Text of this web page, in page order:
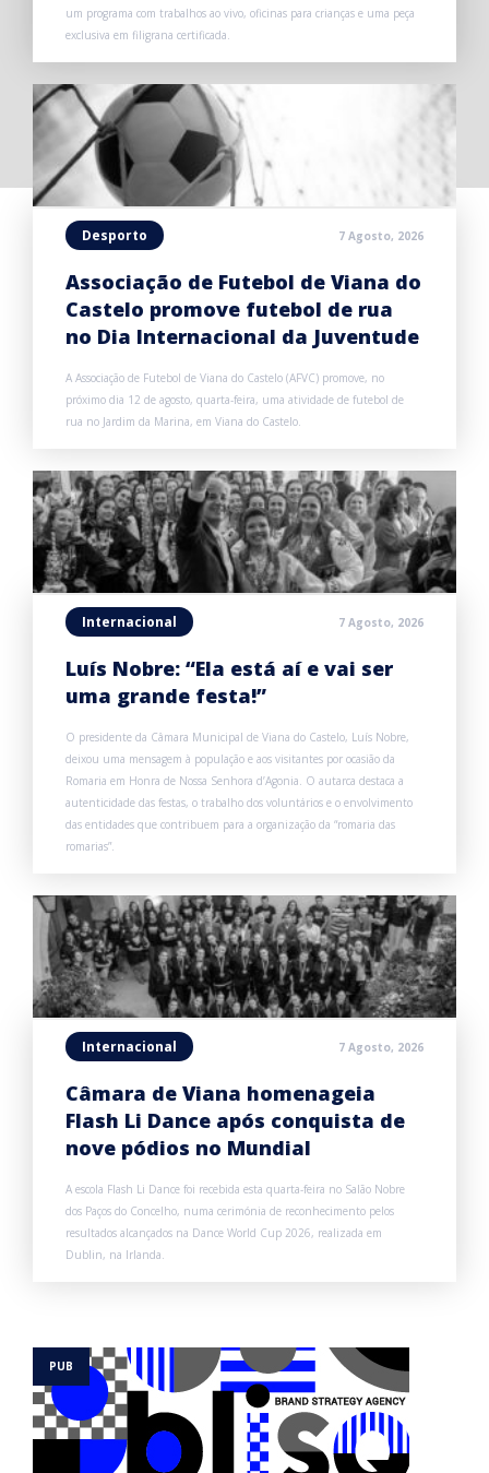
um programa com trabalhos ao vivo, oficinas para crianças e uma peça
exclusiva em filigrana certificada.
Desporto 7 Agosto, 2026
Associação de Futebol de Viana do
Castelo promove futebol de rua
no Dia Internacional da Juventude
A Associação de Futebol de Viana do Castelo (AFVC) promove, no
próximo dia 12 de agosto, quarta-feira, uma atividade de futebol de
rua no Jardim da Marina, em Viana do Castelo.
Internacional 7 Agosto, 2026
Luís Nobre: “Ela está aí e vai ser
uma grande festa!”
O presidente da Câmara Municipal de Viana do Castelo, Luís Nobre,
deixou uma mensagem à população e aos visitantes por ocasião da
Romaria em Honra de Nossa Senhora d’Agonia. O autarca destaca a
autenticidade das festas, o trabalho dos voluntários e o envolvimento
das entidades que contribuem para a organização da “romaria das
romarias”.
Internacional 7 Agosto, 2026
Câmara de Viana homenageia
Flash Li Dance após conquista de
nove pódios no Mundial
A escola Flash Li Dance foi recebida esta quarta-feira no Salão Nobre
dos Paços do Concelho, numa cerimónia de reconhecimento pelos
resultados alcançados na Dance World Cup 2026, realizada em
Dublin, na Irlanda.